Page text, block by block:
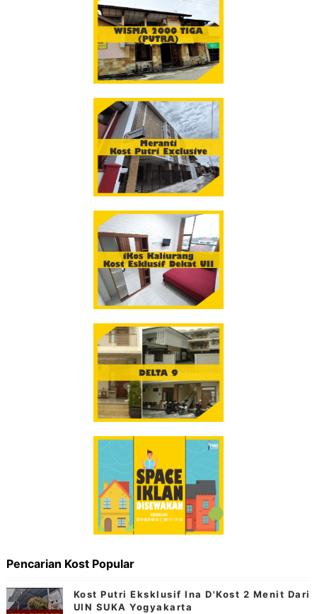
Pencarian Kost Popular
Kost Putri Eksklusif Ina D'Kost 2 Menit Dari
UIN SUKA Yogyakarta